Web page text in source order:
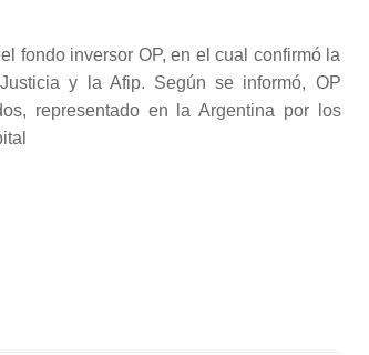
fondo inversor OP, en el cual confirmó la
y la Afip. Según se informó, OP
representado en la Argentina por los